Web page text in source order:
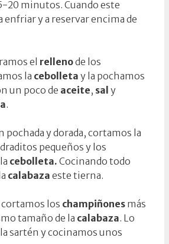
20 minutos. Cuando este
enfriar y a reservar encima de
el rellenode los
la cebolleta y la pochamos
un poco de aceite, sal y
.
pochada y dorada, cortamos la
pequeños y los
cebolleta. Cocinando todo
calabaza este tierna.
los champiñones más
tamaño de la calabaza. Lo
sartén y cocinamos unos